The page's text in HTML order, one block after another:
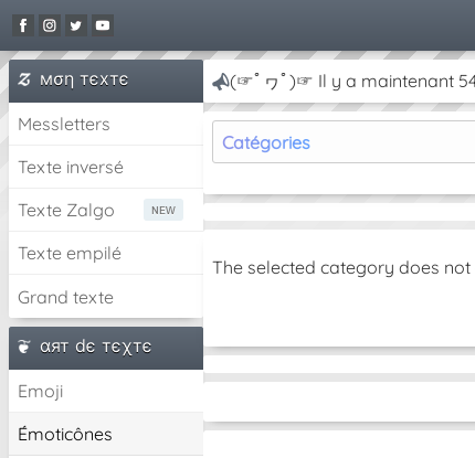
мση тєxтє
Messletters
Texte inversé
Texte Zalgo
Texte empilé
Grand texte
αят dє тєχтє
Emoji
Émoticônes
(☞ﾟヮﾟ)☞ Il y a maintenant
Catégories
The selected category does